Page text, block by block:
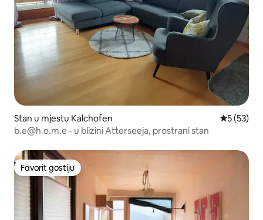
Stan u mjestu Kalchofen Prosječna
5 (53)
b.e@h.o.m.e - u blizini Atterseeja, prostrani stan
Favorit gostiju
Favorit gostiju